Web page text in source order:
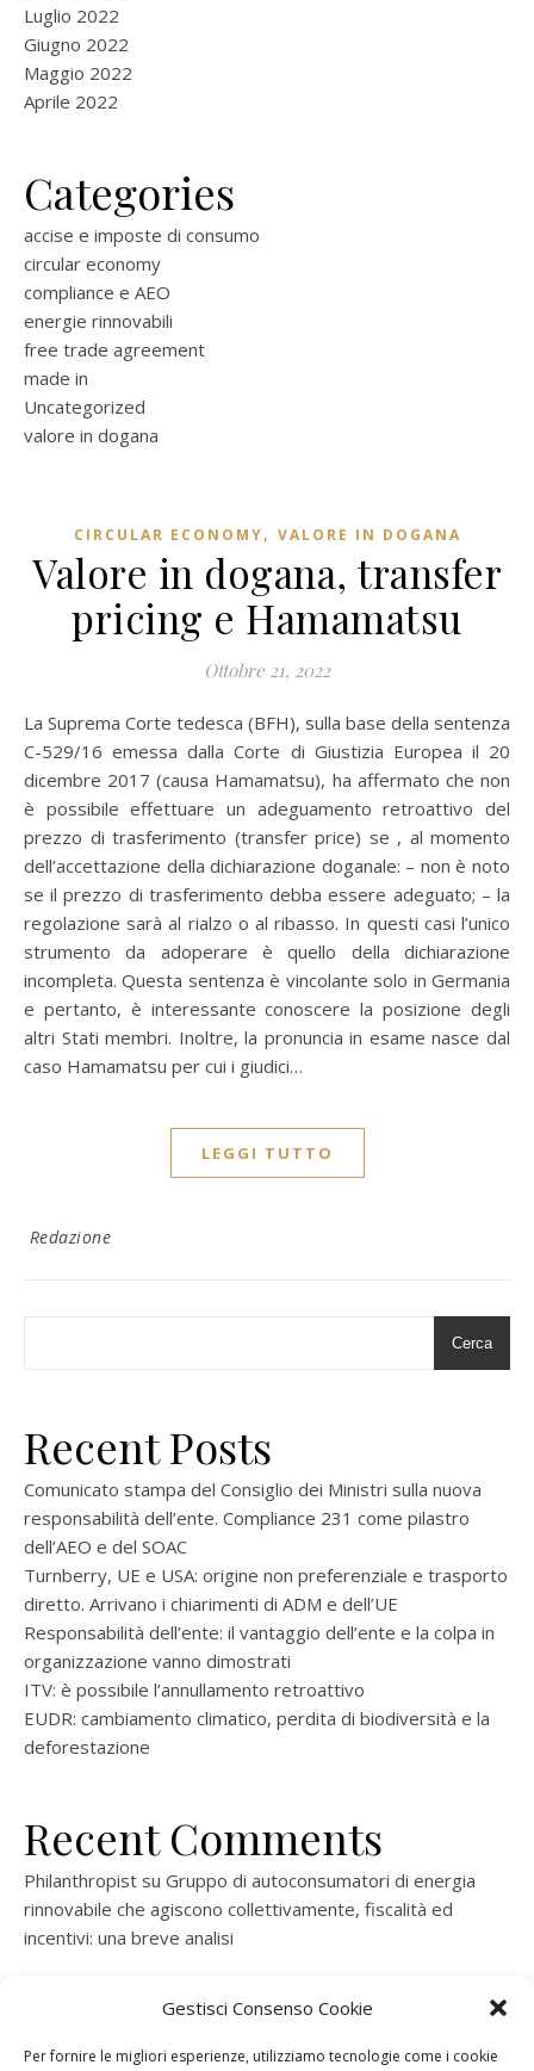
Gestisci Consenso Cookie
Per fornire le migliori esperienze, utilizziamo tecnologie come i cookie
Luglio 2022
Giugno 2022
Maggio 2022
Aprile 2022
Categories
accise e imposte di consumo
circular economy
compliance e AEO
energie rinnovabili
free trade agreement
made in
Uncategorized
valore in dogana
CIRCULAR ECONOMY, VALORE IN DOGANA
Valore in dogana, transfer
pricing e Hamamatsu
Ottobre 21, 2022
La Suprema Corte tedesca (BFH), sulla base della sentenza
C-529/16 emessa dalla Corte di Giustizia Europea il 20
dicembre 2017 (causa Hamamatsu), ha affermato che non
è possibile effettuare un adeguamento retroattivo del
prezzo di trasferimento (transfer price) se , al momento
dell’accettazione della dichiarazione doganale: – non è noto
se il prezzo di trasferimento debba essere adeguato; – la
regolazione sarà al rialzo o al ribasso. In questi casi l’unico
strumento da adoperare è quello della dichiarazione
incompleta. Questa sentenza è vincolante solo in Germania
e pertanto, è interessante conoscere la posizione degli
altri Stati membri. Inoltre, la pronuncia in esame nasce dal
caso Hamamatsu per cui i giudici…
LEGGI TUTTO
Redazione
Cerca
Recent Posts
Comunicato stampa del Consiglio dei Ministri sulla nuova
responsabilità dell’ente. Compliance 231 come pilastro
dell’AEO e del SOAC
Turnberry, UE e USA: origine non preferenziale e trasporto
diretto. Arrivano i chiarimenti di ADM e dell’UE
Responsabilità dell’ente: il vantaggio dell’ente e la colpa in
organizzazione vanno dimostrati
ITV: è possibile l’annullamento retroattivo
EUDR: cambiamento climatico, perdita di biodiversità e la
deforestazione
Recent Comments
Philanthropist su Gruppo di autoconsumatori di energia
rinnovabile che agiscono collettivamente, fiscalità ed
incentivi: una breve analisi
rinnovabile che agiscono collettivamente, fiscalità ed